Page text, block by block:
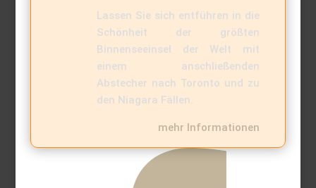
Lassen Sie sich entführen in die
Schönheit der größten
Binnenseeinsel der Welt mit
einem anschließenden
Abstecher nach Toronto und zu
den Niagara Fällen.
mehr Informationen